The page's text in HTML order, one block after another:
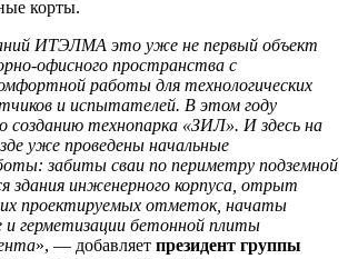
корты.
ИТЭЛМА это уже не первый объект
офисного пространства с
работы для технологических
и испытателей. В этом году
технопарка «ЗИЛ». И здесь на
уже проведены начальные
забиты сваи по периметру подземной
здания инженерного корпуса, отрыт
проектируемых отметок, начаты
и герметизации бетонной плиты
», — добавляет президент группы